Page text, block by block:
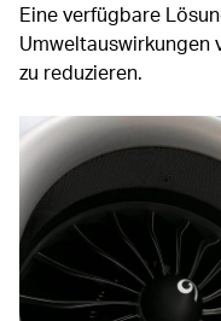
Eine verfügbare
Umweltauswirkungen
zu reduzieren.